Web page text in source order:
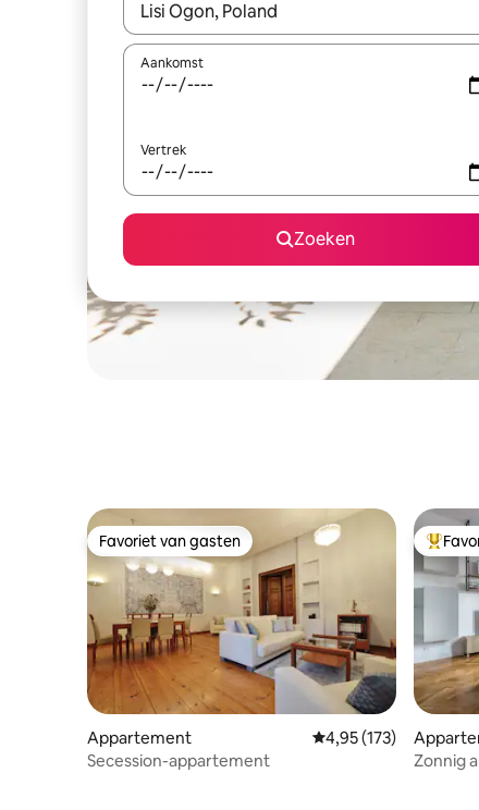
Wanneer er resultaten beschikbaar zijn, maak
Aankomst
Vertrek
Zoeken
Favoriet van gasten
Favoriet van gasten
Appartement Gemiddelde
4,95 (173)
Secession-appartement
Zonnig